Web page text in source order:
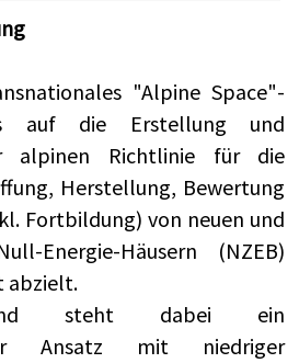
"Alpine Space"-
auf die Erstellung und
alpinen Richtlinie für die
Herstellung, Bewertung
Fortbildung) von neuen und
Energie-Häusern (NZEB)
abzielt.
steht dabei ein
Ansatz mit niedriger